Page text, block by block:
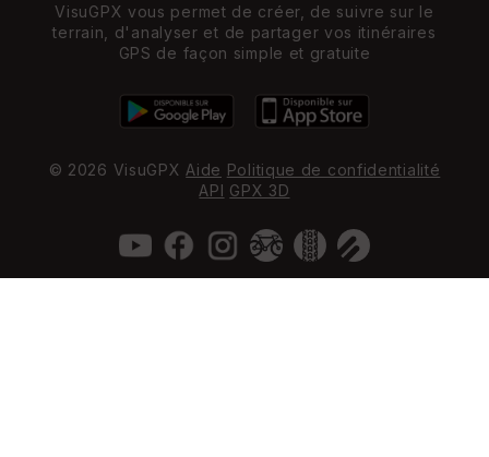
VisuGPX vous permet de créer, de suivre sur le
terrain, d'analyser et de partager vos itinéraires
GPS de façon simple et gratuite
© 2026 VisuGPX Aide Politique de confidentialité
API GPX 3D